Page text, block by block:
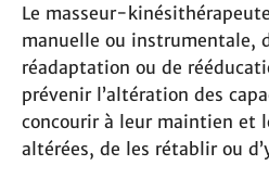
Le masseur-
manuelle ou instrumentale,
réadaptation ou de
prévenir l’altération des
concourir à leur maintien et
altérées, de les rétablir ou